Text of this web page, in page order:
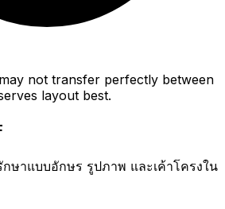
not transfer perfectly between
layout best.
ษาแบบอักษร รูปภาพ และเค้าโครงใน